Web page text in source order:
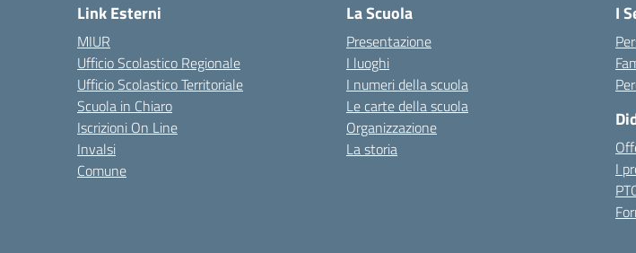
Link Esterni
MIUR
Ufficio Scolastico Regionale
Ufficio Scolastico Territoriale
Scuola in Chiaro
Iscrizioni On Line
Invalsi
Comune
La Scuola
Presentazione
I luoghi
I numeri della scuola
Le carte della scuola
Organizzazione
La storia
I
I